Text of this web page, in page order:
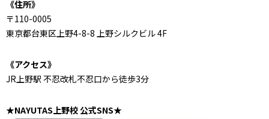
《住所》
〒110-0005
東京都台東区上野4-8-8 上野シルクビル 4F
《アクセス》
JR上野駅 不忍改札不忍口から徒歩3分
★NAYUTAS上野校 公式SNS★